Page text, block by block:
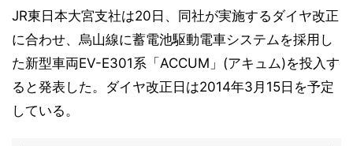
JR東日本大宮支社は20日、同社が実施するダイヤ改正
に合わせ、烏山線に蓄電池駆動電車システムを採用し
た新型車両EV-E301系「ACCUM」(アキュム)を投入す
ると発表した。ダイヤ改正日は2014年3月15日を予定
している。